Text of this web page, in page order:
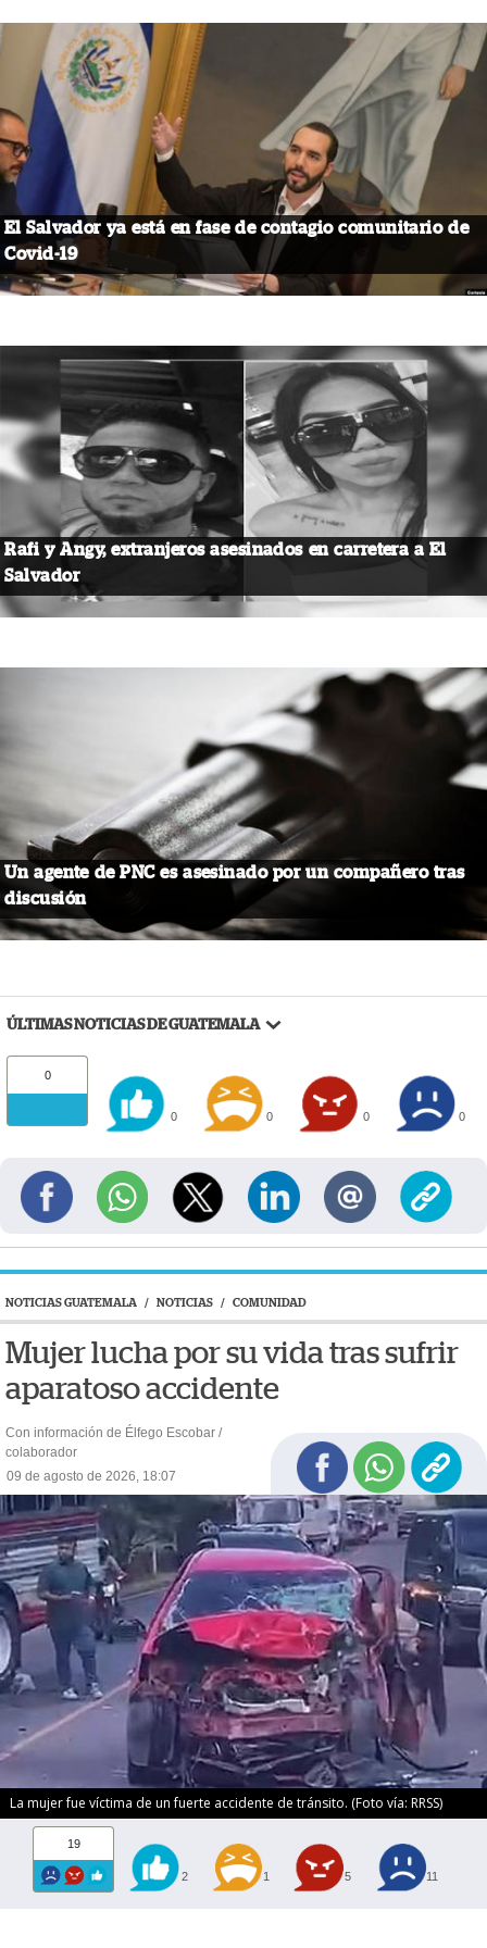
El Salvador ya está en fase de contagio comunitario de
Covid-19
Rafi y Angy, extranjeros asesinados en carretera a El
Salvador
Un agente de PNC es asesinado por un compañero tras
discusión
ÚLTIMAS NOTICIAS DE GUATEMALA
0
0 0 0 0
NOTICIAS GUATEMALA / NOTICIAS / COMUNIDAD
Mujer lucha por su vida tras sufrir
aparatoso accidente
Con información de Élfego Escobar /
colaborador
09 de agosto de 2026, 18:07
La mujer fue víctima de un fuerte accidente de tránsito. (Foto vía: RRSS)
19
2 1 5 11